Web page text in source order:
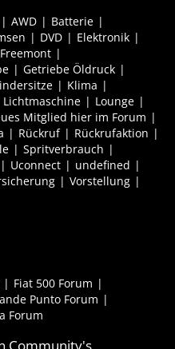
AWD
Batterie
DVD
Elektronik
Freemont
Getriebe Öldruck
Klima
Lichtmaschine
Lounge
Mitglied hier im Forum
Rückruf
Rückrufaktion
Spritverbrauch
Uconnect
undefined
Vorstellung
Fiat 500 Forum
Punto Forum
Forum